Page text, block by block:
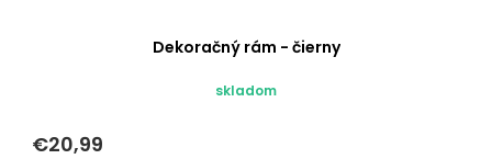
Dekoračný rám - čierny
skladom
€20,99